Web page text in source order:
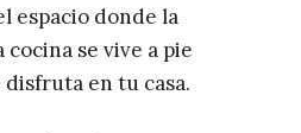
espacio donde la
cocina se vive a pie
disfruta en tu casa.